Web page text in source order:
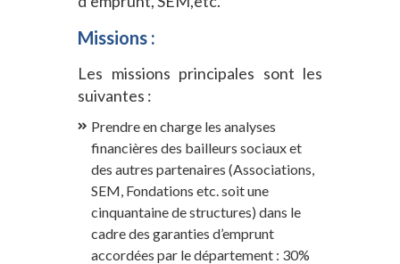
Missions :
Les missions principales sont les
suivantes :
Prendre en charge les analyses
financières des bailleurs sociaux et
des autres partenaires (Associations,
SEM, Fondations etc. soit une
cinquantaine de structures) dans le
cadre des garanties d’emprunt
accordées par le département : 30%